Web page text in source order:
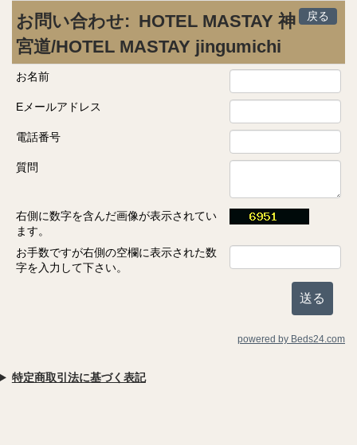
戻る
お問い合わせ: HOTEL MASTAY 神
宮道/HOTEL MASTAY jingumichi
お名前
Eメールアドレス
電話番号
質問
右側に数字を含んだ画像が表示されてい
ます。
お手数ですが右側の空欄に表示された数
字を入力して下さい。
powered by Beds24.com
特定商取引法に基づく表記